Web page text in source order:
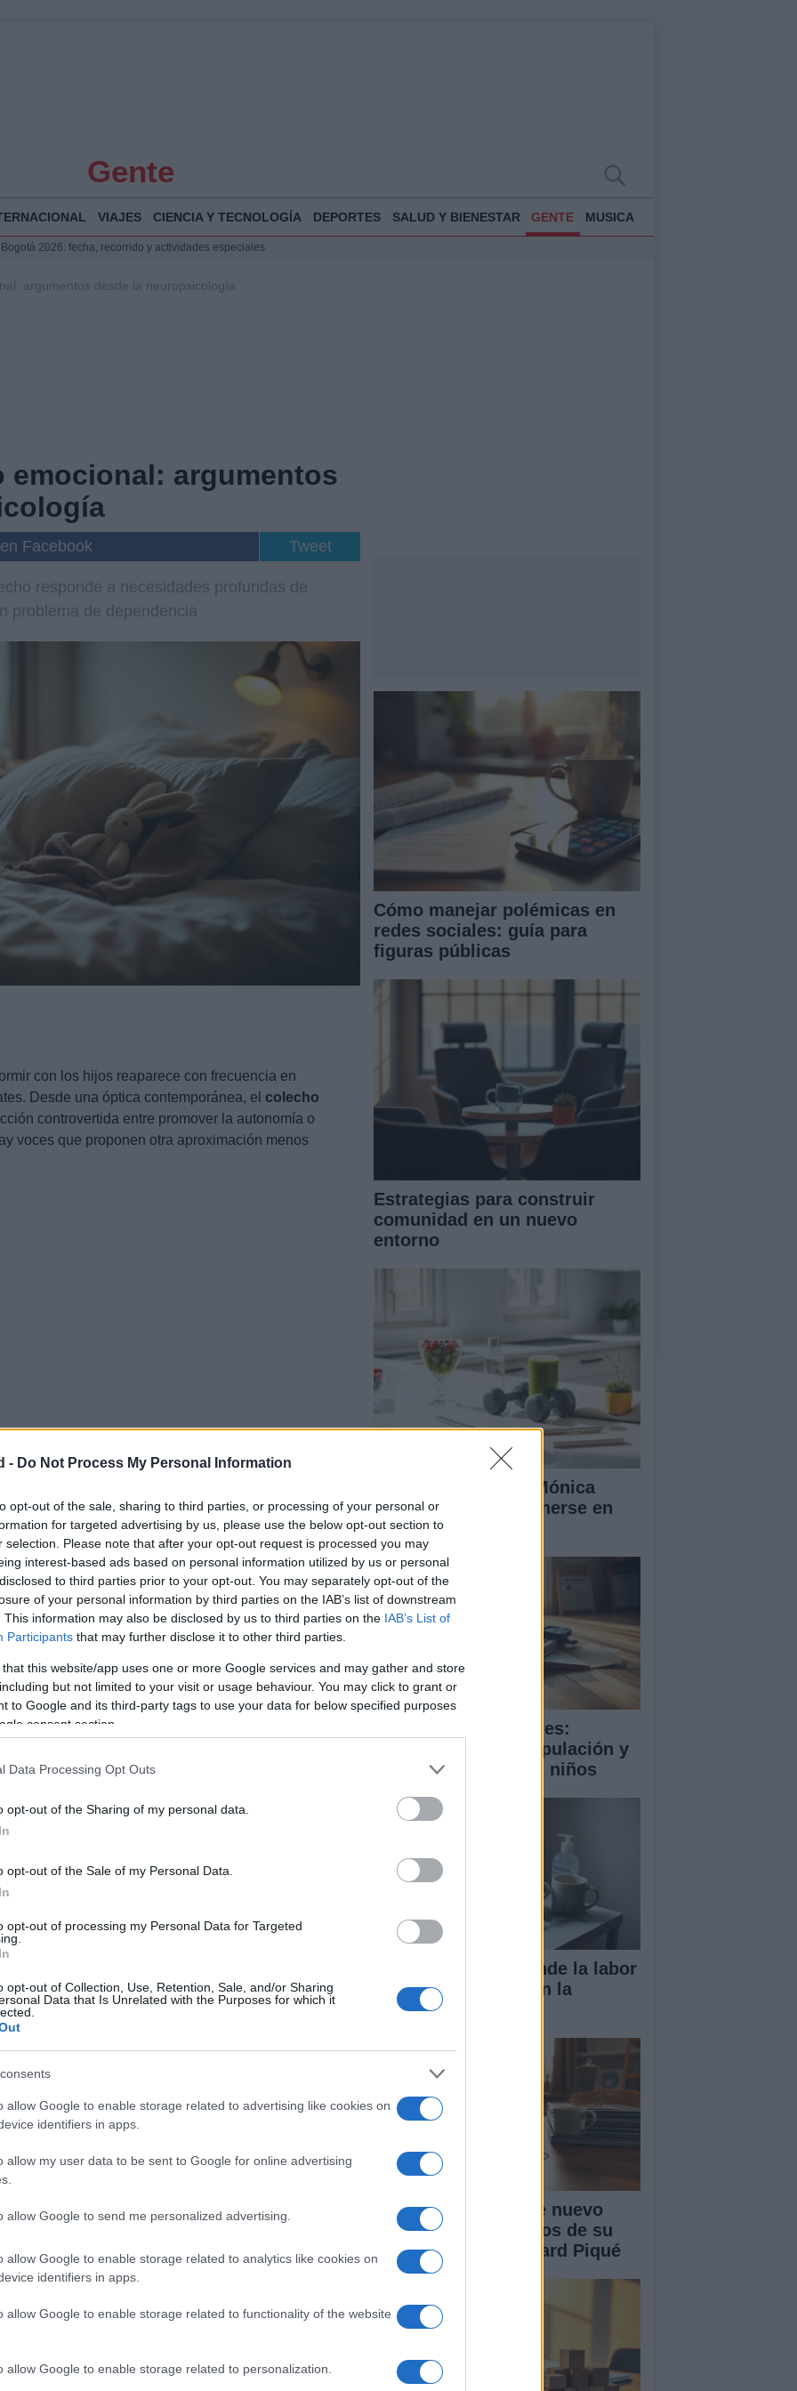
- Do Not Process My Personal Information
opt-out of the sale, sharing to third parties, or processing of your personal or
for targeted advertising by us, please use the below opt-out section to
selection. Please note that after your opt-out request is processed you may
interest-based ads based on personal information utilized by us or personal
to third parties prior to your opt-out. You may separately opt-out of the
of your personal information by third parties on the IAB’s list of downstream
This information may also be disclosed by us to third parties on the IAB’s List of
Participants that may further disclose it to other third parties.
that this website/app uses one or more Google services and may gather and store
but not limited to your visit or usage behaviour. You may click to grant or
to Google and its third-party tags to use your data for below specified purposes
consent section.
Data Processing Opt Outs
opt-out of the Sharing of my personal data.
opt-out of the Sale of my Personal Data.
opt-out of processing my Personal Data for Targeted
opt-out of Collection, Use, Retention, Sale, and/or Sharing
Data that Is Unrelated with the Purposes for which it
allow Google to enable storage related to advertising like cookies on
identifiers in apps.
allow my user data to be sent to Google for online advertising
allow Google to send me personalized advertising.
allow Google to enable storage related to analytics like cookies on
identifiers in apps.
allow Google to enable storage related to functionality of the website
allow Google to enable storage related to personalization.
Gente
VIAJES CIENCIA Y TECNOLOGÍA DEPORTES SALUD Y BIENESTAR GENTE MUSICA
2026: fecha, recorrido y actividades especiales
Illa Plana: Menorca apuesta por el deporte náutico sostenible
argumentos desde la neuropsicología
emocional: argumentos
Facebook Tweet
responde a necesidades profundas de
problema de dependencia
con los hijos reaparece con frecuencia en
Desde una óptica contemporánea, el colecho
controvertida entre promover la autonomía o
voces que proponen otra aproximación menos
distinguir entre el juicio cultural y la función
leerse como un acto de cuidado que satisface
Al explorar esa perspectiva descubrimos que
para la infancia como para la dinámica familiar.
en neurociencia y psicología del desarrollo
adulta durante la noche impacta en la regulación de
términos como
el primero se refiere a la relación de apego
segundo describe los procesos internos con los que
sus estados afectivos. Considerar estas
desde la etiqueta de «bueno» o
y relacional del sueño compartido.
Cómo manejar polémicas en
redes sociales: guía para
figuras públicas
Estrategias para construir
comunidad en un nuevo
entorno
La rutina diaria de Mónica
Naranjo para mantenerse en
forma y feliz
Grooming en menores:
estrategias de manipulación y
cómo proteger a los niños
Candela Peña defiende la labor
de las enfermeras en la
sanidad
Shakira: rumores de nuevo
amor tras cuatro años de su
separación con Gerard Piqué